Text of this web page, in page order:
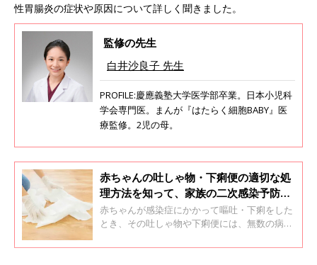
性胃腸炎の症状や原因について詳しく聞きました。
監修の先生
白井沙良子 先生
PROFILE:慶應義塾大学医学部卒業。日本小児科
学会専門医。まんが『はたらく細胞BABY』医
療監修。2児の母。
赤ちゃんの吐しゃ物・下痢便の適切な処
理方法を知って、家族の二次感染予防を
【小児科医】
赤ちゃんが感染症にかかって嘔吐・下痢をした
とき、その吐しゃ物や下痢便には、無数の病原
家庭内に広がる、「二次感染」が起こるおそれ